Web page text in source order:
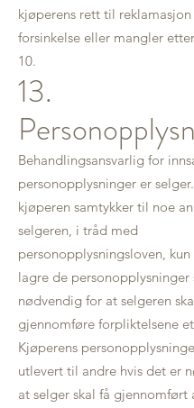
kjøperens rett til
forsinkelse eller mangler
10.
13.
Behandlingsansvarlig for
personopplysninger er
kjøperen samtykker til noe
selgeren, i tråd med
personopplysningsloven,
lagre de personopplysninger
nødvendig for at selgeren
gjennomføre forpliktelsene
Kjøperens
utlevert til andre hvis det er
at selger skal få gjennomført